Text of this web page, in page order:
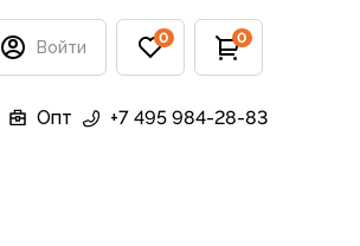
Войти 0 0
Опт +7 495 984-28-83